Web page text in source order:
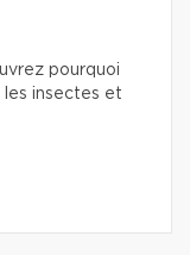
pourquoi
insectes et